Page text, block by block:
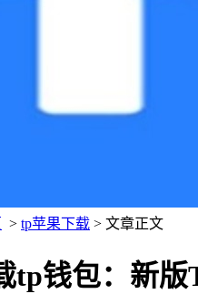
> tp苹果下载 > 文章正文
tp钱包：新